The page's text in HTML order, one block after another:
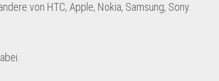
von HTC, Apple, Nokia, Samsung, Sony.